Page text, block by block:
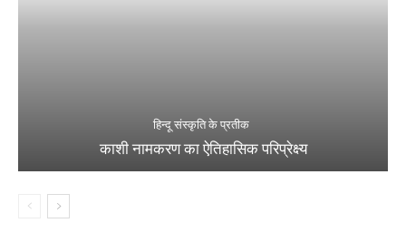
हिन्दू संस्कृति के प्रतीक
काशी नामकरण का ऐतिहासिक परिप्रेक्ष्य